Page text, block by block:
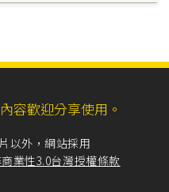
容歡迎分享使用。
以外，網站採用
業性3.0台灣授權條款